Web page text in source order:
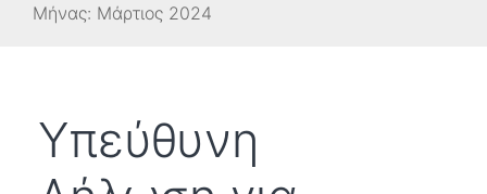
Μήνας: Μάρτιος 2024
Υπεύθυνη